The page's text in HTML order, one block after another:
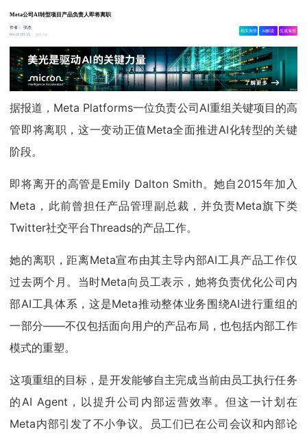
Meta公司AI转型项目产品负责人即将离职
作者：张杰
06-18 09:35
1.5w
相关舆情 AI解读 生成海报
据报道，Meta Platforms一位负责公司AI重组关键项目的高
管即将离职，这一变动正值Meta全面推进AI化转型的关键
阶段。
即将离开的高管是Emily Dalton Smith。她自2015年加入
Meta，此前曾担任产品管理副总裁，并负责Meta旗下类
Twitter社交平台Threads的产品工作。
她的离职，距离Meta宣布由其主导内部AI工具产品工作仅
过去两个月。当时Meta向员工表示，她将负责优化公司内
部AI工具体系，这是Meta推动整体业务围绕AI进行重组的
一部分——不仅包括面向用户的产品布局，也包括内部工作
模式的重塑。
这项重组的目标，是开发能够自主完成当前由员工执行任务
的AI Agent，以提升公司内部运营效率。但这一计划在
Meta内部引发了不小争议。员工们已在公司会议和内部论